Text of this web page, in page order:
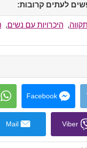
לעתים קרובות:
to
, היכרויות עם נשים,
Facebook
Viber
Mail